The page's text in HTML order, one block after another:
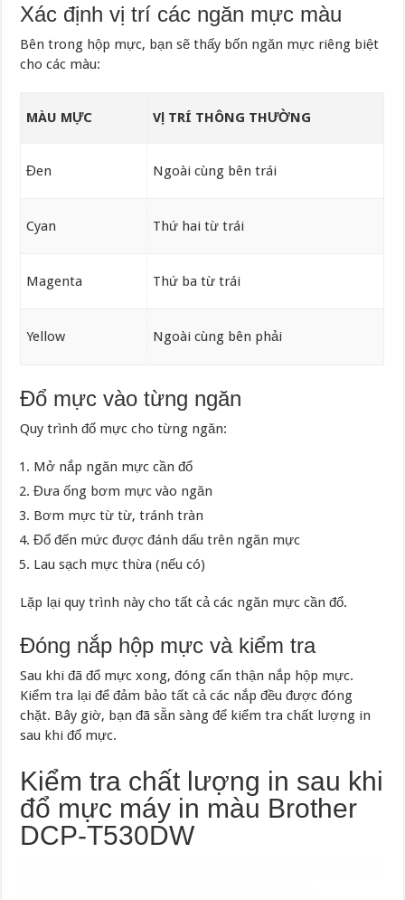
Xác định vị trí các ngăn mực màu
Bên trong hộp mực, bạn sẽ thấy bốn ngăn mực riêng biệt
cho các màu:
MÀU MỰC VỊ TRÍ THÔNG THƯỜNG
Đen Ngoài cùng bên trái
Cyan Thứ hai từ trái
Magenta Thứ ba từ trái
Yellow Ngoài cùng bên phải
Đổ mực vào từng ngăn
Quy trình đổ mực cho từng ngăn:
Mở nắp ngăn mực cần đổ
Đưa ống bơm mực vào ngăn
Bơm mực từ từ, tránh tràn
Đổ đến mức được đánh dấu trên ngăn mực
Lau sạch mực thừa (nếu có)
Lặp lại quy trình này cho tất cả các ngăn mực cần đổ.
Đóng nắp hộp mực và kiểm tra
Sau khi đã đổ mực xong, đóng cẩn thận nắp hộp mực.
Kiểm tra lại để đảm bảo tất cả các nắp đều được đóng
chặt. Bây giờ, bạn đã sẵn sàng để kiểm tra chất lượng in
sau khi đổ mực.
Kiểm tra chất lượng in sau khi
đổ mực máy in màu Brother
DCP-T530DW